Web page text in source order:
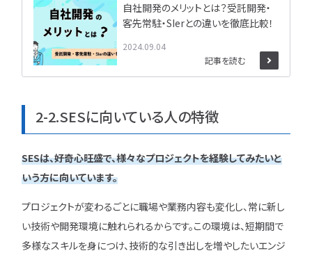
2024.09.04
自社開発のメリットとは？受託開発・
客先常駐・SIerとの違いを徹底比較！
記事を読む
2-2.SESに向いている人の特徴
SESは、好奇心旺盛で、様々なプロジェクトを経験してみたいと
いう方に向いています。
プロジェクトが変わるごとに職場や業務内容も変化し、常に新し
い技術や開発環境に触れられるからです。この環境は、短期間で
多様なスキルを身につけ、技術的な引き出しを増やしたいエンジ